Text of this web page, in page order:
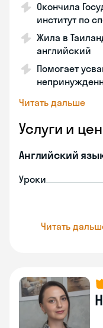
Окончила
институт по
Жила в
английский
Помогает
Читать дальше
Услуги и
Английский
Уроки
Читать